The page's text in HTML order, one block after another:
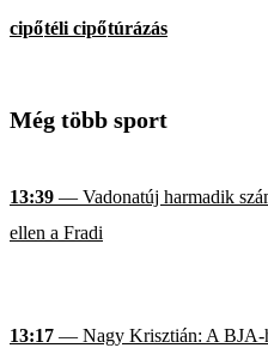
cipőtéli cipőtúrázás
Még több sport
13:39 — Vadonatúj harmadik
ellen a Fradi
13:17 — Nagy Krisztián: A BJA-